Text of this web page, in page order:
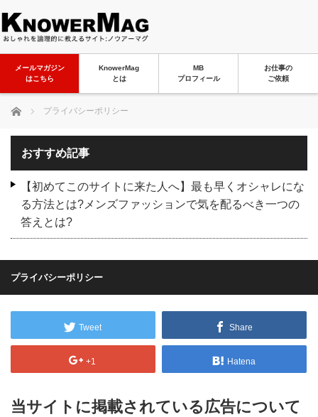
メールマガジン
はこちら
KnowerMag
とは
MB
プロフィール
お仕事の
ご依頼
ホーム プライバシーポリシー
おすすめ記事
【初めてこのサイトに来た人へ】最も早くオシャレにな
る方法とは?メンズファッションで気を配るべき一つの
答えとは?
プライバシーポリシー
Tweet Share
+1 Hatena
当サイトに掲載されている広告について